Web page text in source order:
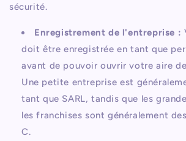
sécurité.
Enregistrement de l'entreprise :
doit être enregistrée en tant que
avant de pouvoir ouvrir votre aire
Une petite entreprise est
tant que SARL, tandis que les
les franchises sont généralement
C.